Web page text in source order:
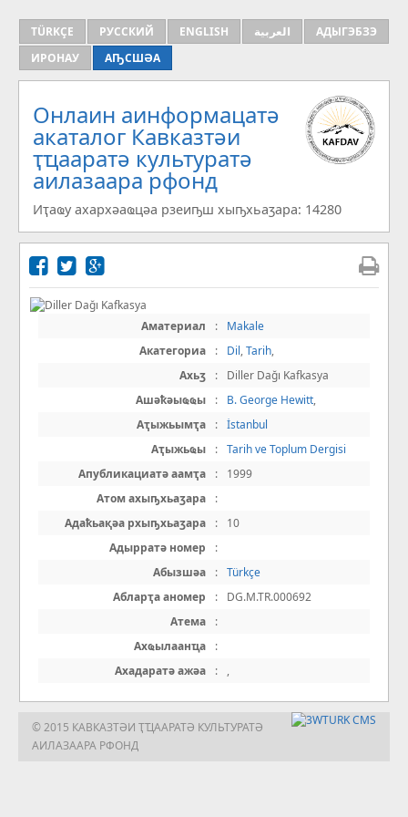
TÜRKÇE РУССКИЙ ENGLISH العربية
АДЫГЭБЗЭ
ИРОНАУ
АҦСШӘА
Онлаин аинформацатә
aкаталог Кавказтәи
ҭҵааратә культуратә
аилазаара рфонд
Иҭаҩу ахархәаҩцәа рзеиҧш хыҧхьаӡара: 14280
Аматериал :
Makale
Акатегориа
: Dil,Tarih,
Ахьӡ
:
Diller Dağı Kafkasya
Ашәҟәыҩҩы
: B. George Hewitt,
Аҭыжьымҭа
: İstanbul
Аҭыжьҩы
: Tarih ve Toplum Dergisi
Апубликациатә аамҭа
:
1999
Атом ахыҧхьаӡара
:
Адаҟьақәа рхыҧхьаӡара
:
10
Адырратә номер
:
Абызшәа
: Türkçe
Абларҭа аномер
:
DG.M.TR.000692
Атема
:
Ахҩылаанҵа
:
Ахадаратә ажәа
: ,
© 2015 КАВКАЗТӘИ ҬҴААРАТӘ КУЛЬТУРАТӘ
АИЛАЗААРА РФОНД